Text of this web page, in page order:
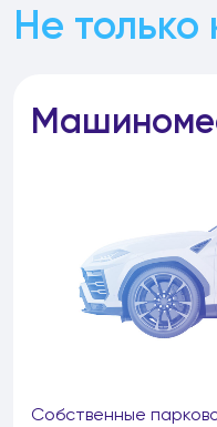
Не только
Собственные